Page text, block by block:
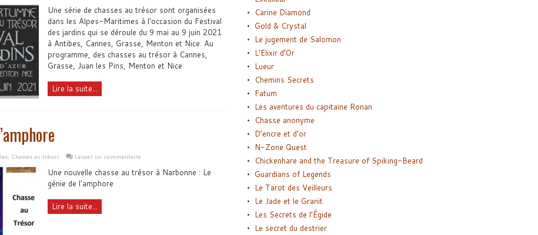
Une série de chasses au trésor sont organisées
dans les Alpes-Maritimes à l'occasion du Festival
des jardins qui se déroule du 9 mai au 9 juin 2021
à Antibes, Cannes, Grasse, Menton et Nice. Au
programme, des chasses au trésor à Cannes,
Grasse, Juan les Pins, Menton et Nice
Lire la suite...
, Chasses au trésor Laisser un commentaire
Une nouvelle chasse au trésor à Narbonne : Le
génie de l'amphore
Lire la suite...
Carine Diamond
Gold & Crystal
Le jugement de Salomon
L’Elixir d’Or
Lueur
Chemins Secrets
Fatum
Les aventures du capitaine Ronan
Chasse anonyme
D’encre et d’or
N-Zone Quest
Chickenhare and the Treasure of Spiking-Beard
Guardians of Legends
Le Tarot des Veilleurs
Le Jade et le Granit
Les Secrets de l’Égide
Le secret du destrier